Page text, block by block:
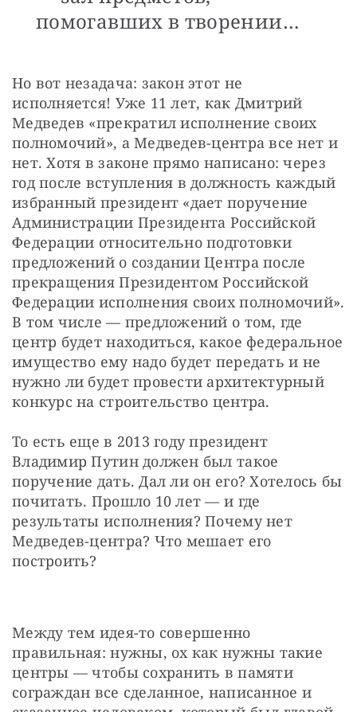
помогавших в творении…
Но вот незадача: закон этот не
исполняется! Уже 11 лет, как Дмитрий
Медведев «прекратил исполнение своих
полномочий», а Медведев-центра все нет и
нет. Хотя в законе прямо написано: через
год после вступления в должность каждый
избранный президент «дает поручение
Администрации Президента Российской
Федерации относительно подготовки
предложений о создании Центра после
прекращения Президентом Российской
Федерации исполнения своих полномочий».
В том числе — предложений о том, где
центр будет находиться, какое федеральное
имущество ему надо будет передать и не
нужно ли будет провести архитектурный
конкурс на строительство центра.
То есть еще в 2013 году президент
Владимир Путин должен был такое
поручение дать. Дал ли он его? Хотелось бы
почитать. Прошло 10 лет — и где
результаты исполнения? Почему нет
Медведев-центра? Что мешает его
построить?
Между тем идея-то совершенно
правильная: нужны, ох как нужны такие
центры — чтобы сохранить в памяти
сограждан все сделанное, написанное и